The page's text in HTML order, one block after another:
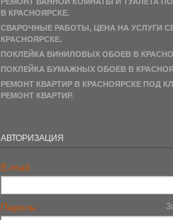
В КРАСНОЯРСКЕ.
СВАРОЧНЫЕ РАБОТЫ, ЦЕНА НА УСЛУГИ
КРАСНОЯРСКЕ.
ПОКЛЕЙКА ВИНИЛОВЫХ ОБОЕВ В
ПОКЛЕЙКА БУМАЖНЫХ ОБОЕВ В
РЕМОНТ КВАРТИР В КРАСНОЯРСКЕ ПОД
РЕМОНТ КВАРТИР.
АВТОРИЗАЦИЯ
E-mail:
Пароль: